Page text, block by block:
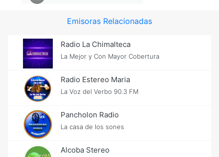
Emisoras Relacionadas
Radio La Chimalteca
La Mejor y Con Mayor Cobertura
Radio Estereo Maria
La Voz del Verbo 90.3 FM
Pancholon Radio
La casa de los sones
Alcoba Stereo